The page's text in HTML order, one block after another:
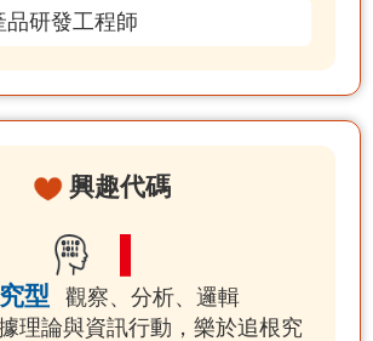
品研發工程師
興趣代碼
型
觀察、分析、邏輯
理論與資訊行動，樂於追根究